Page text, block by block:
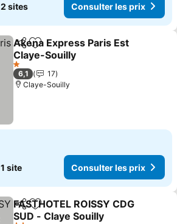
2 sites Consulter les prix
PartagerAjouter à mes favoris
Akena Express Paris Est
Claye-Souilly
1 Étoiles
6,1
17
Claye-Souilly
1 site Consulter les prix
PartagerAjouter à mes favoris
FASTHOTEL ROISSY CDG
SUD - Claye Souilly